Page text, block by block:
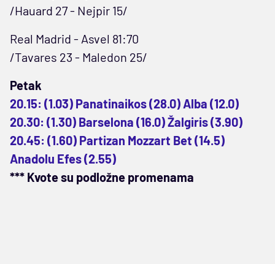
/Hauard 27 - Nejpir 15/
Real Madrid - Asvel 81:70
/Tavares 23 - Maledon 25/
Petak
20.15: (1.03) Panatinaikos (28.0) Alba (12.0)
20.30: (1.30) Barselona (16.0) Žalgiris (3.90)
20.45: (1.60) Partizan Mozzart Bet (14.5)
Anadolu Efes (2.55)
*** Kvote su podložne promenama